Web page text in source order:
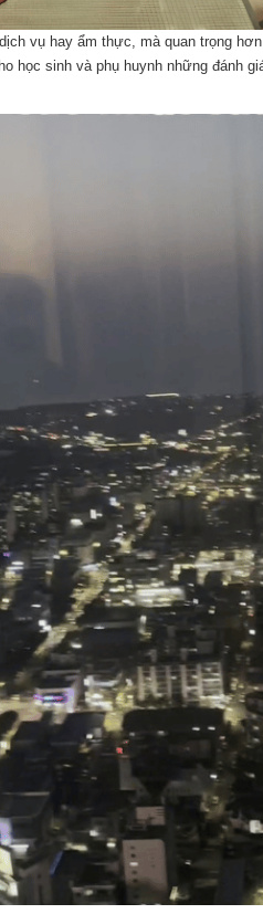
vụ hay ẩm thực, mà quan trọng
học sinh và phụ huynh những đánh